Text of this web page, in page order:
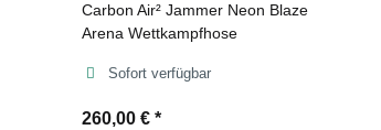
Carbon Air² Jammer Neon Blaze
Arena Wettkampfhose
Sofort verfügbar
260,00 € *